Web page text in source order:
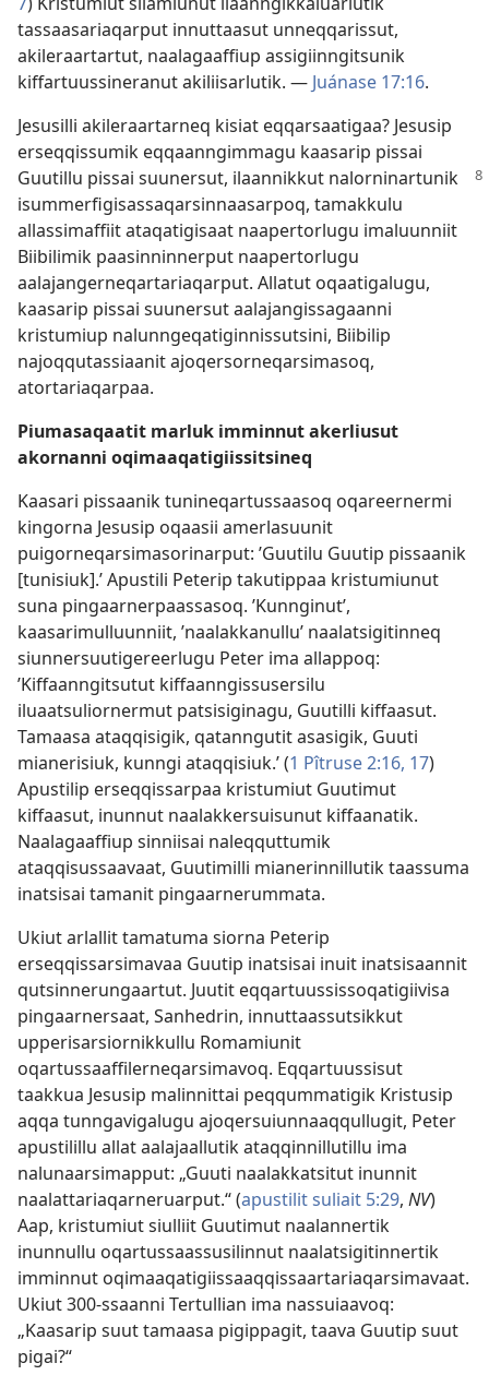
tassaasariaqarput innuttaasut unneqqarissut,
akileraartartut, naalagaaffiup assigiinngitsunik
kiffartuussineranut akiliisarlutik. — Juánase 17:16.
Jesusilli akileraartarneq kisiat eqqarsaatigaa? Jesusip
erseqqissumik eqqaanngimmagu kaasarip pissai
Guutillu pissai suunersut, ilaannikkut nalorninartunik
isummerfigisassaqarsinnaasarpoq, tamakkulu
allassimaffiit ataqatigisaat naapertorlugu imaluunniit
Biibilimik paasinninnerput naapertorlugu
aalajangerneqartariaqarput. Allatut oqaatigalugu,
kaasarip pissai suunersut aalajangissagaanni
kristumiup nalunngeqatiginnissutsini, Biibilip
najoqqutassiaanit ajoqersorneqarsimasoq,
atortariaqarpaa.
Piumasaqaatit marluk imminnut akerliusut
akornanni oqimaaqatigiissitsineq
Kaasari pissaanik tunineqartussaasoq oqareernermi
kingorna Jesusip oqaasii amerlasuunit
puigorneqarsimasorinarput: ’Guutilu Guutip pissaanik
[tunisiuk].’ Apustili Peterip takutippaa kristumiunut
suna pingaarnerpaassasoq. ’Kunnginut’,
kaasarimulluunniit, ’naalakkanullu’ naalatsigitinneq
siunnersuutigereerlugu Peter ima allappoq:
’Kiffaanngitsutut kiffaanngissusersilu
iluaatsuliornermut patsisiginagu, Guutilli kiffaasut.
Tamaasa ataqqisigik, qatanngutit asasigik, Guuti
mianerisiuk, kunngi ataqqisiuk.’ (1 Pîtruse 2:16, 17)
Apustilip erseqqissarpaa kristumiut Guutimut
kiffaasut, inunnut naalakkersuisunut kiffaanatik.
Naalagaaffiup sinniisai naleqquttumik
ataqqisussaavaat, Guutimilli mianerinnillutik taassuma
inatsisai tamanit pingaarnerummata.
Ukiut arlallit tamatuma siorna Peterip
erseqqissarsimavaa Guutip inatsisai inuit inatsisaannit
qutsinnerungaartut. Juutit eqqartuussissoqatigiivisa
pingaarnersaat, Sanhedrin, innuttaassutsikkut
upperisarsiornikkullu Romamiunit
oqartussaaffilerneqarsimavoq. Eqqartuussisut
taakkua Jesusip malinnittai peqqummatigik Kristusip
aqqa tunngavigalugu ajoqersuiunnaaqqullugit, Peter
apustilillu allat aalajaallutik ataqqinnillutillu ima
nalunaarsimapput: „Guuti naalakkatsitut inunnit
naalattariaqarneruarput.“ (apustilit suliait 5:29, NV)
Aap, kristumiut siulliit Guutimut naalannertik
inunnullu oqartussaassusilinnut naalatsigitinnertik
imminnut oqimaaqatigiissaaqqissaartariaqarsimavaat.
Ukiut 300-ssaanni Tertullian ima nassuiaavoq:
„Kaasarip suut tamaasa pigippagit, taava Guutip suut
pigai?“